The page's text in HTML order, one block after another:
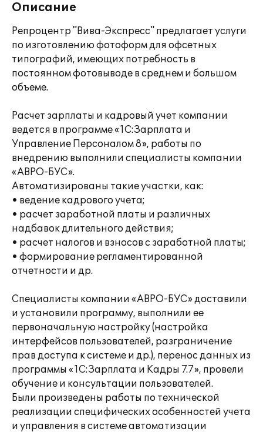
Описание
Репроцентр "Вива-Экспресс" предлагает услуги
по изготовлению фотоформ для офсетных
типографий, имеющих потребность в
постоянном фотовыводе в среднем и большом
объеме.
Расчет зарплаты и кадровый учет компании
ведется в программе «1С:Зарплата и
Управление Персоналом 8», работы по
внедрению выполнили специалисты компании
«АВРО-БУС».
Автоматизированы такие участки, как:
• ведение кадрового учета;
• расчет заработной платы и различных
надбавок длительного действия;
• расчет налогов и взносов с заработной платы;
• формирование регламентированной
отчетности и др.
Специалисты компании «АВРО-БУС» доставили
и установили программу, выполнили ее
первоначальную настройку (настройка
интерфейсов пользователей, разграничение
прав доступа к системе и др.), перенос данных из
программы «1С:Зарплата и Кадры 7.7», провели
обучение и консультации пользователей.
Были произведены работы по технической
реализации специфических особенностей учета
и управления в системе автоматизации